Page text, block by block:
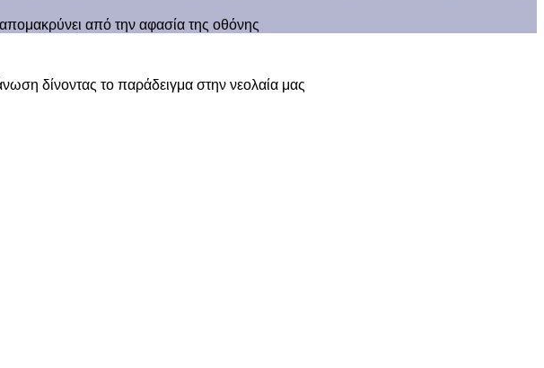
από την αφασία της οθόνης
δίνοντας το παράδειγμα στην νεολαία μας